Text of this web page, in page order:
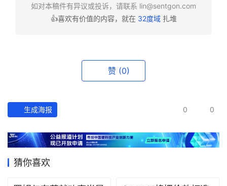
深
度
产
经
数
如对本稿件有异议或投诉，请联系 lin@sentgon.com
👍喜欢有价值的内容，就在 32度域扎堆
赞 (0)
生成海报 0 0
猜你喜欢